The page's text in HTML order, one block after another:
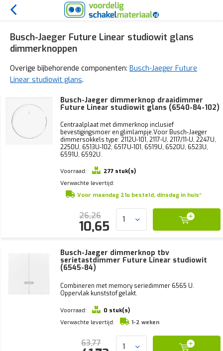
Busch-Jaeger Future Linear studiowit glans
dimmerknoppen
Overige bijbehorende componenten: Busch-Jaeger Future
Linear studiowit glans.
Busch-Jaeger dimmerknop draaidimmer
Future Linear studiowit glans (6540-84-102)
Centraalplaat met dimmerknop inclusief
bevestigingsmoer en glimlampje.Voor Busch-Jaeger
dimmersokkels type: 2112U-101, 2117-U, 2117/11-U, 2247U,
2250U, 6513U-102, 6517U-101, 6519U, 6520U, 6523U,
6591U, 6592U.
Voorraad:
277 stuk(s)
Verwachte levertijd:
Voor maandag 21u besteld, dinsdag in huis*
26,26
10,65
Busch-Jaeger dimmerknop tbv
serietastdimmer Future Linear studiowit
(6545-84)
Combineren met memory seriedimmer 6565 U.
Oppervlak kunststof gelakt.
Voorraad:
0 stuk(s)
Verwachte levertijd:
1-2 weken
63,77